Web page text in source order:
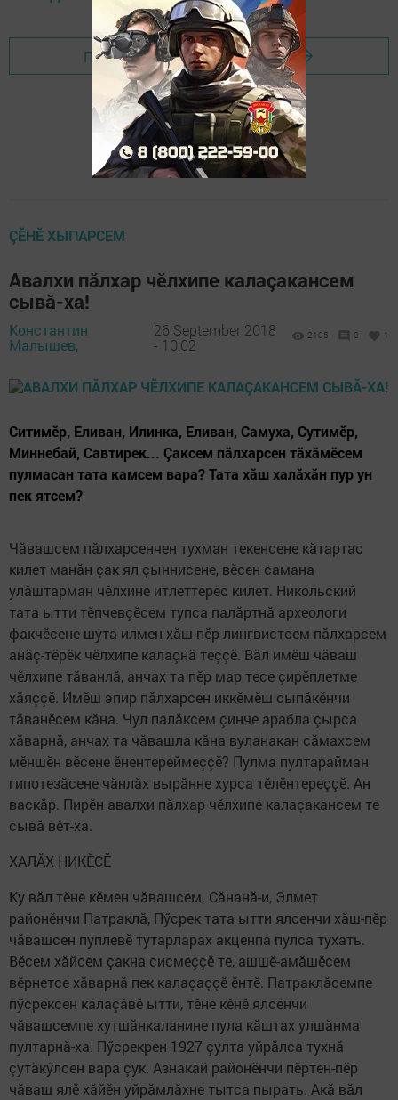
Перейти на страницу новости
ÇӖНӖ ХЫПАРСЕМ
Авалхи пăлхар чӗлхипе калаçакансем
сывă-ха!
Константин
Малышев,
26 September 2018
- 10:02
2105 0 1
Ситимӗр, Еливан, Илинка, Еливан, Самуха, Сутимӗр,
Миннебай, Савтирек... Çаксем пăлхарсен тăхăмӗсем
пулмасан тата камсем вара? Тата хăш халăхăн пур ун
пек ятсем?
Чăвашсем пăлхарсенчен тухман текенсене кăтартас
килет манăн çак ял çыннисене, вӗсен самана
улăштарман чӗлхине итлеттерес килет. Никольский
тата ытти тӗпчевçӗсем тупса палăртнă археологи
факчӗсене шута илмен хăш-пӗр лингвистсем пăлхарсем
анăç-тӗрӗк чӗлхипе калаçнă теççӗ. Вăл имӗш чăваш
чӗлхипе тăванлă, анчах та пӗр мар тесе çирӗплетме
хăяççӗ. Имӗш эпир пăлхарсен иккӗмӗш сыпăкӗнчи
тăванӗсем кăна. Чул палăксем çинче арабла çырса
хăварнă, анчах та чăвашла кăна вуланакан сăмахсем
мӗншӗн вӗсене ӗнентереймеççӗ? Пулма пултарайман
гипотезăсене чăнлăх вырăнне хурса тӗлӗнтереççӗ. Ан
васкăр. Пирӗн авалхи пăлхар чӗлхипе калаçакансем те
сывă вӗт-ха.
ХАЛĂХ НИКӖСӖ
Ку вăл тӗне кӗмен чăвашсем. Сăнанă-и, Элмет
районӗнчи Патраклă, Пӳсрек тата ытти ялсенчи хăш-пӗр
чăвашсен пуплевӗ тутарларах акценпа пулса тухать.
Вӗсем хăйсем çакна сисмеççӗ те, ашшӗ-амăшӗсем
вӗрнетсе хăварнă пек калаçаççӗ ӗнтӗ. Патраклăсемпе
пӳсрексен калаçăвӗ ытти, тӗне кӗнӗ ялсенчи
чăвашсемпе хутшăнкаланине пула кăштах улшăнма
пултарнă-ха. Пӳсрекрен 1927 çулта уйрăлса тухнă
çутăкӳлсен вара çук. Азнакай районӗнчи пӗртен-пӗр
чăваш ялӗ хăйӗн уйрăмлăхне тытса пырать. Акă вăл